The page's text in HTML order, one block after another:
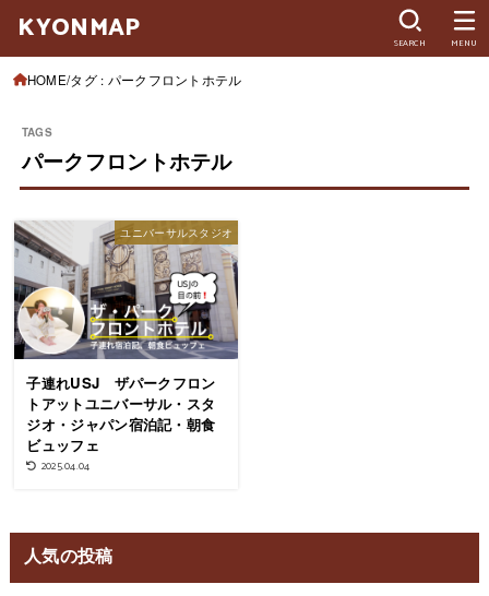
KYONMAP SEARCH MENU
HOME タグ : パークフロントホテル
パークフロントホテル
ユニバーサルスタジオ
子連れUSJ ザパークフロン
トアットユニバーサル・スタ
ジオ・ジャパン宿泊記・朝食
ビュッフェ
2025.04.04
人気の投稿